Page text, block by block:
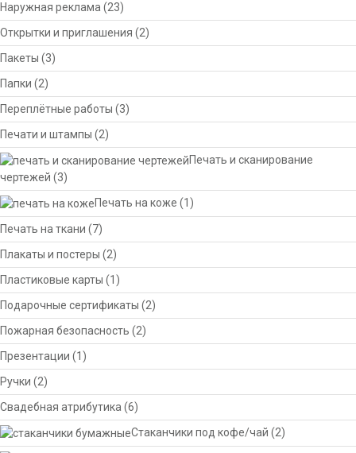
Наружная реклама(23)
Открытки и приглашения (2)
Пакеты (3)
Папки (2)
Переплётные работы (3)
Печати и штампы (2)
Печать и сканирование
чертежей (3)
Печать на коже (1)
Печать на ткани (7)
Плакаты и постеры (2)
Пластиковые карты (1)
Подарочные сертификаты (2)
Пожарная безопасность (2)
Презентации (1)
Ручки (2)
Свадебная атрибутика (6)
Стаканчики под кофе/чай (2)